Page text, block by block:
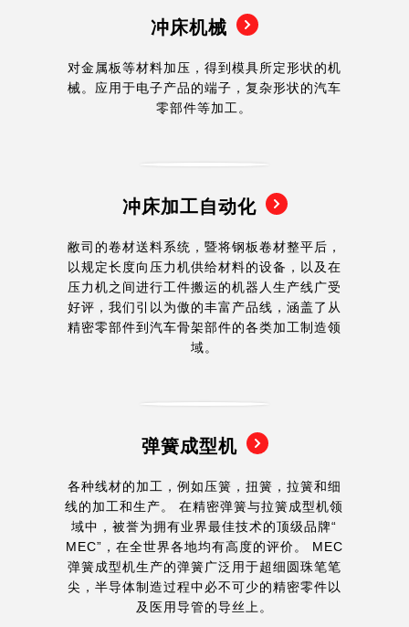
冲床机械
对金属板等材料加压，得到模具所定形状的机
械。应用于电子产品的端子，复杂形状的汽车
零部件等加工。
冲床加工自动化
敝司的卷材送料系统，暨将钢板卷材整平后，
以规定长度向压力机供给材料的设备，以及在
压力机之间进行工件搬运的机器人生产线广受
好评，我们引以为傲的丰富产品线，涵盖了从
精密零部件到汽车骨架部件的各类加工制造领
域。
弹簧成型机
各种线材的加工，例如压簧，扭簧，拉簧和细
线的加工和生产。 在精密弹簧与拉簧成型机领
域中，被誉为拥有业界最佳技术的顶级品牌“
MEC”，在全世界各地均有高度的评价。 MEC
弹簧成型机生产的弹簧广泛用于超细圆珠笔笔
尖，半导体制造过程中必不可少的精密零件以
及医用导管的导丝上。